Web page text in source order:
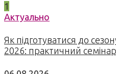
1
Актуально
Як підготуватися до
2026: практичний